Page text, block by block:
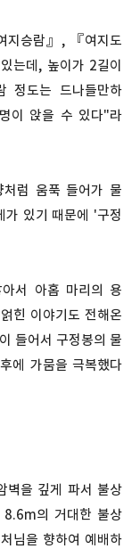
지승람』, 『여지도
는데, 높이가 2길이
정도는 드나들만하
이 앉을 수 있다"라
럼 움푹 들어가 물
가 있기 때문에 '구정
서 아홉 마리의 용
힌 이야기도 전해온
들어서 구정봉의 물
에 가뭄을 극복했다
벽을 깊게 파서 불상
의 거대한 불상
님을 향하여 예배하